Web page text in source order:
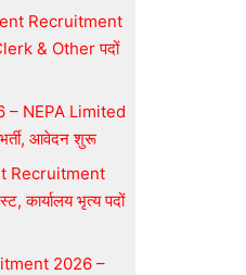
Recruitment
& Other पदों
– NEPA Limited
आवेदन शुरू
Recruitment
कार्यालय भृत्य पदों
2026 –